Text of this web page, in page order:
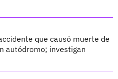
que causó muerte de
autódromo; investigan